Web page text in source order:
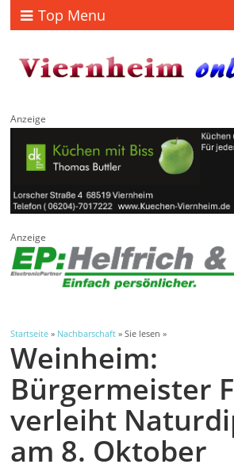
Top Menu
Anzeige
Anzeige
Startseite » Nachbarschaft » Sie lesen »
Weinheim:
Bürgermeister
verleiht
am 8. Oktober